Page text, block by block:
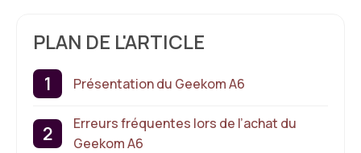
PLAN DE L'ARTICLE
Présentation du Geekom A6
Erreurs fréquentes lors de l’achat du
Geekom A6